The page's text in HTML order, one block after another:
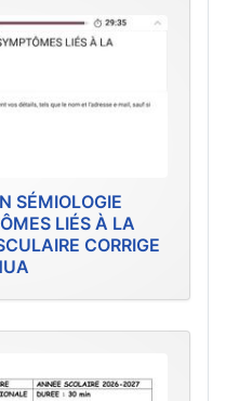
SÉMIOLOGIE
LIÉS À LA
CORRIGE